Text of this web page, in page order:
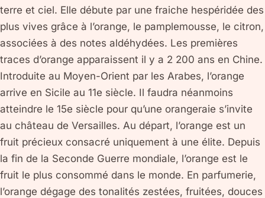
terre et ciel. Elle débute par une fraiche hespéridée des
plus vives grâce à l’orange, le pamplemousse, le citron,
associées à des notes aldéhydées. Les premières
traces d’orange apparaissent il y a 2 200 ans en Chine.
Introduite au Moyen-Orient par les Arabes, l’orange
arrive en Sicile au 11e siècle. Il faudra néanmoins
atteindre le 15e siècle pour qu’une orangeraie s’invite
au château de Versailles. Au départ, l’orange est un
fruit précieux consacré uniquement à une élite. Depuis
la fin de la Seconde Guerre mondiale, l’orange est le
fruit le plus consommé dans le monde. En parfumerie,
l’orange dégage des tonalités zestées, fruitées, douces